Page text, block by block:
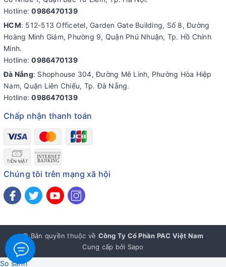
Hotline:0986470139
HCM: 512-513 Officetel, Garden Gate Building, Số 8, Đường
Hoàng Minh Giám, Phường 9, Quận Phú Nhuận, Tp. Hồ Chính
Minh.
Hotline:0986470139
Đà Nẵng: Shophouse 304, Đường Mê Linh, Phường Hòa Hiệp
Nam, Quận Liên Chiểu, Tp. Đà Nẵng.
Hotline:0986470139
Chấp nhận thanh toán
Chúng tôi trên mạng xã hội
© Bản quyền thuộc về Công Ty Cổ Phần PAC Việt Nam
Cung cấp bởi Sapo
So sánh